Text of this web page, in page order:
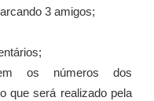
3 amigos;
os números dos
que será realizado pela